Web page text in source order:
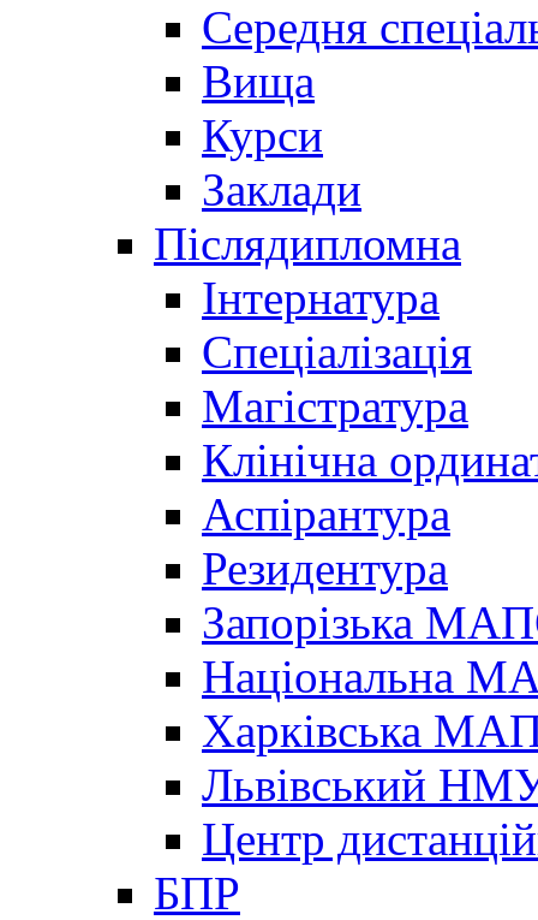
Середня
Вища
Курси
Заклади
Післядипломна
Інтернатура
Спеціалізація
Магістратура
Клінічна
Аспірантура
Резидентура
Запорізька
Національна
Харківська
Львівський
Центр
БПР